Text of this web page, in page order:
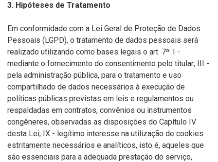
3. Hipóteses de Tratamento
Em conformidade com a Lei Geral de Proteção de Dados
Pessoais (LGPD), o tratamento de dados pessoais será
realizado utilizando como bases legais o art. 7º: I -
mediante o fornecimento do consentimento pelo titular; III -
pela administração pública, para o tratamento e uso
compartilhado de dados necessários à execução de
políticas públicas previstas em leis e regulamentos ou
respaldadas em contratos, convênios ou instrumentos
congêneres, observadas as disposições do Capítulo IV
desta Lei; IX - legítimo interesse na utilização de cookies
estritamente necessários e analíticos, isto é, aqueles que
são essenciais para a adequada prestação do serviço,